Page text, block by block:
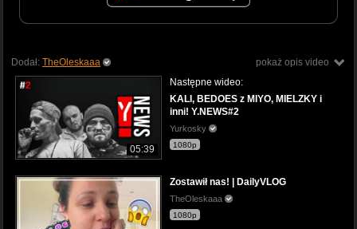
pokaż opis video
Dodał: TheOleskaaa
05:39
Następne wideo:
KALI, BEDOES z MIYO, MIELZKY i
inni! Y.NEWS#2
Yurkosky
1080p
Zostawił nas! | DailyVLOG
TheOleskaaa
1080p